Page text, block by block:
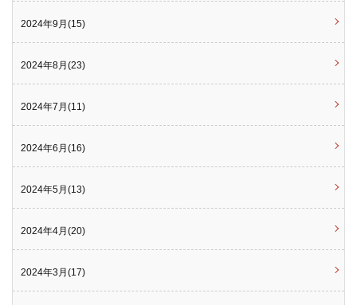
2024年9月(15)
2024年8月(23)
2024年7月(11)
2024年6月(16)
2024年5月(13)
2024年4月(20)
2024年3月(17)